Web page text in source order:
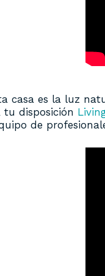
casa es la luz
disposición
de